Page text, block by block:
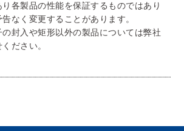
各製品の性能を保証するものではあり
なく変更することがあります。
封入や矩形以外の製品については弊社
ださい。